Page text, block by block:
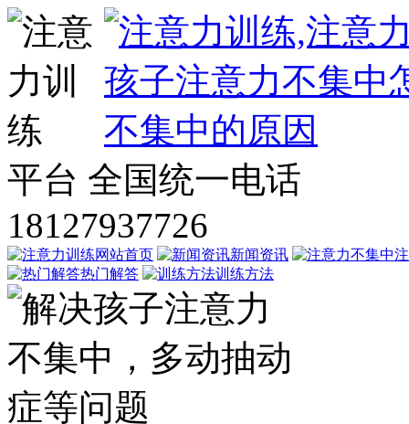
平台 全国统一电话
18127937726
网站首页 新闻资讯
热门解答
训练方法